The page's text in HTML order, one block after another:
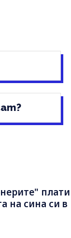
плати
на сина си в